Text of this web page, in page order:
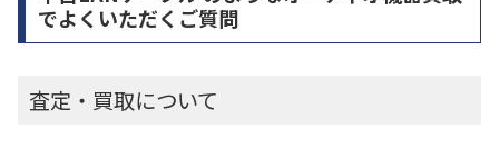
でよくいただくご質問
査定・買取について